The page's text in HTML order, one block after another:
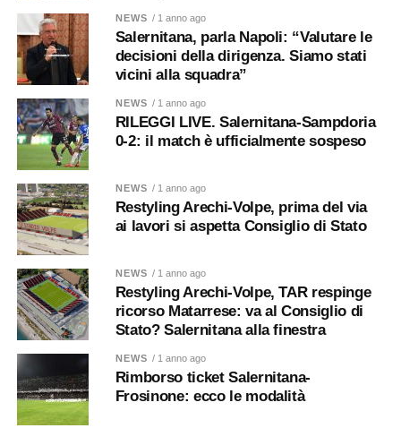
NEWS / 1 anno ago
Salernitana, parla Napoli: “Valutare le
decisioni della dirigenza. Siamo stati
vicini alla squadra”
NEWS / 1 anno ago
RILEGGI LIVE. Salernitana-Sampdoria
0-2: il match è ufficialmente sospeso
NEWS / 1 anno ago
Restyling Arechi-Volpe, prima del via
ai lavori si aspetta Consiglio di Stato
NEWS / 1 anno ago
Restyling Arechi-Volpe, TAR respinge
ricorso Matarrese: va al Consiglio di
Stato? Salernitana alla finestra
NEWS / 1 anno ago
Rimborso ticket Salernitana-
Frosinone: ecco le modalità